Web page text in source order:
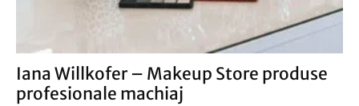
Iana Willkofer – Makeup Store produse
profesionale machiaj